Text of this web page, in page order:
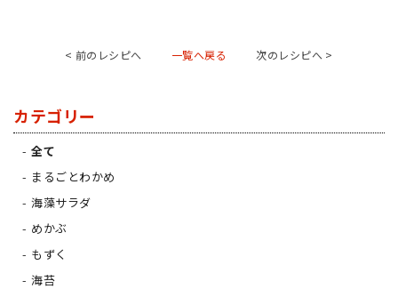
< 前のレシピへ 一覧へ戻る 次のレシピへ >
カテゴリー
全て
まるごとわかめ
海藻サラダ
めかぶ
もずく
海苔